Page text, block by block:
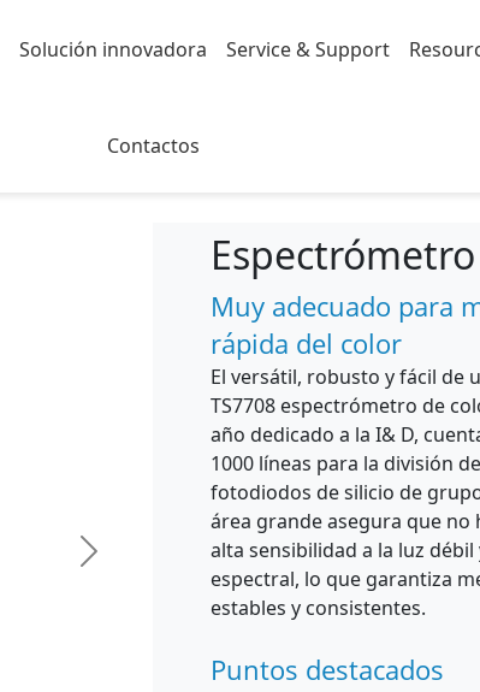
Solución innovadora Service & Support
Contactos
Siguiente
Muy adecuado para
rápida del color
El versátil, robusto y fácil de
TS7708 espectrómetro de
año dedicado a la I& D,
1000 líneas para la división
fotodiodos de silicio de
área grande asegura que
alta sensibilidad a la luz
espectral, lo que garantiza
estables y consistentes.
Puntos destacados